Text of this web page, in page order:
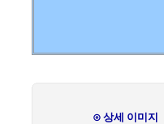
⊙ 상세 이미지